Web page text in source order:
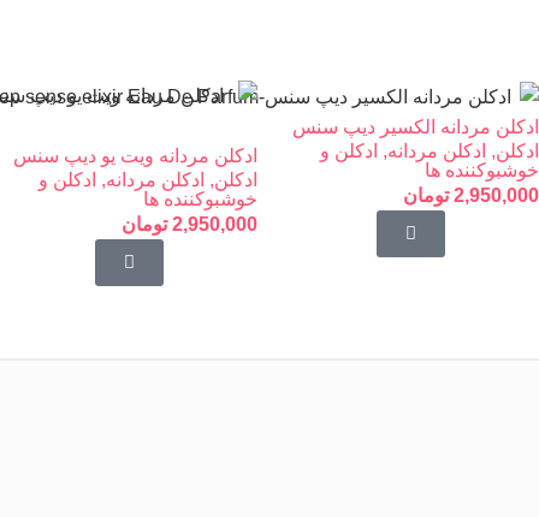
ادکلن مردانه الکسیر دیپ سنس
ادکلن, ادکلن مردانه, ادکلن و
خوشبوکننده ها
2,950,000 تومان
ادکلن مردانه ویت یو دیپ سنس
ادکلن, ادکلن مردانه, ادکلن و
خوشبوکننده ها
2,950,000 تومان